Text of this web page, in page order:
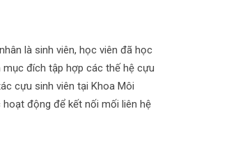
là sinh viên, học viên đã học
đích tập hợp các thế hệ cựu
cựu sinh viên tại Khoa Môi
động để kết nối mối liên hệ